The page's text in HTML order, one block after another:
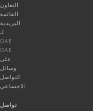
التعاون
القائمة
البريدية
لـ
OAE
OAE
على
وسائل
التواصل
الاجتماعي
تواصل